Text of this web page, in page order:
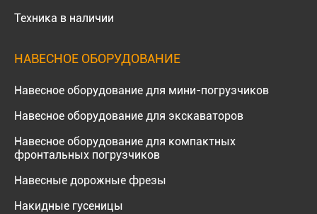
Техника в наличии
НАВЕСНОЕ ОБОРУДОВАНИЕ
Навесное оборудование для мини-погрузчиков
Навесное оборудование для экскаваторов
Навесное оборудование для компактных
фронтальных погрузчиков
Навесные дорожные фрезы
Накидные гусеницы